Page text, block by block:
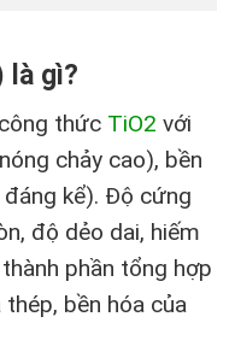
là gì?
thức TiO2 với
chảy cao), bền
kể). Độ cứng
độ dẻo dai, hiếm
phần tổng hợp
bền hóa của